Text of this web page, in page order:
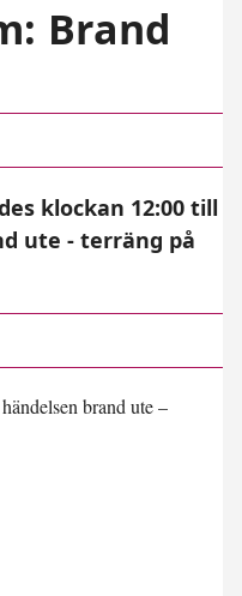
Brand
klockan 12:00 till
ute - terräng på
brand ute –